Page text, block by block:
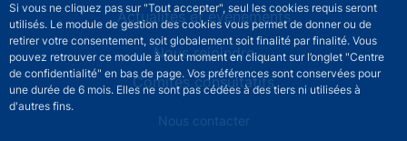
Si vous ne cliquez pas sur "Tout accepter", seul les cookies requis seront
utilisés. Le module de gestion des cookies vous permet de donner ou de
retirer votre consentement, soit globalement soit finalité par finalité. Vous
pouvez retrouver ce module à tout moment en cliquant sur l’onglet "Centre
de confidentialité" en bas de page. Vos préférences sont conservées pour
une durée de 6 mois. Elles ne sont pas cédées à des tiers ni utilisées à
d'autres fins.
Actualités et événements
Nous rejoindre
Comités consultatifs
Footer secondary menuNous contacter